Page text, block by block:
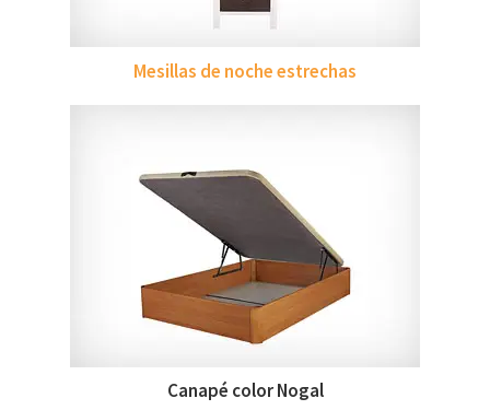
Mesillas de noche estrechas
Canapé color Nogal